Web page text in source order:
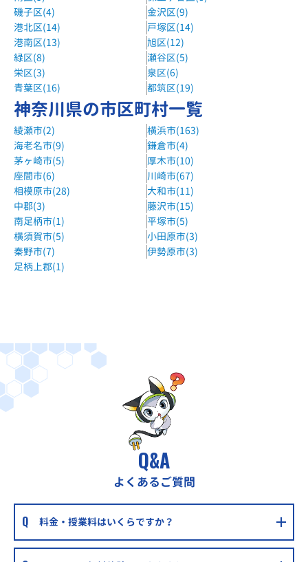
湘南ゼミナール神大寺校
市営地下鉄「片倉町駅」から徒歩15分。3番出口から。
湘南ゼミナール大口東校
JR横浜線「大口駅」東口の改札を左に出て30メートル程直
進。
湘南ゼミナール大口西校
JR横浜線「大口駅」徒歩３分。西口ロータリーを左へ。
京進の個別指導スクール・ワン六角橋教室
東急東横線 白楽駅から徒歩3分
城南コベッツ新子安教室
京急新子安駅徒歩５分
城南コベッツ反町教室
東急東横線 反町駅 徒歩3分
磯子区(4)
金沢区(9)
港北区(14)
戸塚区(14)
港南区(13)
旭区(12)
緑区(8)
瀬谷区(5)
栄区(3)
泉区(6)
青葉区(16)
都筑区(19)
神奈川県の市区町村一覧
綾瀬市(2)
横浜市(163)
海老名市(9)
鎌倉市(4)
茅ヶ崎市(5)
厚木市(10)
座間市(6)
川崎市(67)
相模原市(28)
大和市(11)
中郡(3)
藤沢市(15)
南足柄市(1)
平塚市(5)
横須賀市(5)
小田原市(3)
秦野市(7)
伊勢原市(3)
足柄上郡(1)
Q&A
よくあるご質問
料金・授業料はいくらですか？